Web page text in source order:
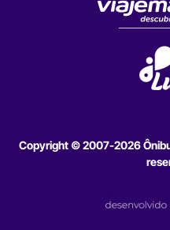
Copyright © 2007-2026